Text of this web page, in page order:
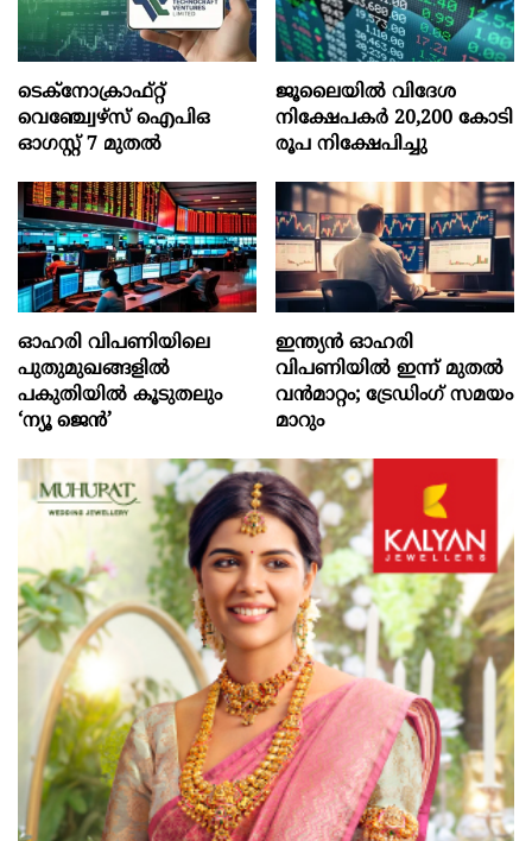
ടെക്‌നോക്രാഫ്‌റ്റ്‌
വെഞ്ച്വേഴ്‌സ്‌ ഐപിഒ
ഓഗസ്റ്റ്‌ 7 മുതല്‍
ജൂലൈയില്‍ വിദേശ
നിക്ഷേപകര്‍ 20,200 കോടി
രൂപ നിക്ഷേപിച്ചു
ഓഹരി വിപണിയിലെ
പുതുമുഖങ്ങളിൽ
പകുതിയിൽ കൂടുതലും
‘ന്യൂ ജെൻ’
ഇന്ത്യൻ ഓഹരി
വിപണിയിൽ ഇന്ന് മുതൽ
വൻമാറ്റം; ട്രേഡിംഗ് സമയം
മാറും